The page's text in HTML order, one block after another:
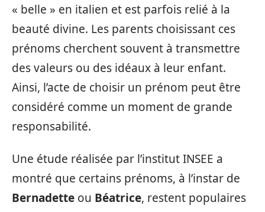
« belle » en italien et est parfois relié à la
beauté divine. Les parents choisissant ces
prénoms cherchent souvent à transmettre
des valeurs ou des idéaux à leur enfant.
Ainsi, l’acte de choisir un prénom peut être
considéré comme un moment de grande
responsabilité.
Une étude réalisée par l’institut INSEE a
montré que certains prénoms, à l’instar de
Bernadette ou Béatrice, restent populaires